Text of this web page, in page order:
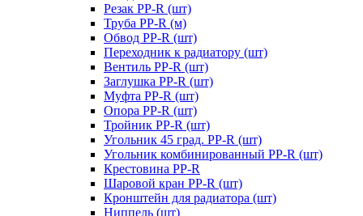
Резак PP-R (шт)
Труба PP-R (м)
Обвод PP-R (шт)
Переходник к радиатору (шт)
Вентиль PP-R (шт)
Заглушка PP-R (шт)
Муфта PP-R (шт)
Опора PP-R (шт)
Тройник PP-R (шт)
Угольник 45 град. PP-R (шт)
Угольник комбинированный PP-R (шт)
Крестовина PP-R
Шаровой кран PP-R (шт)
Кронштейн для радиатора (шт)
Ниппель (шт)